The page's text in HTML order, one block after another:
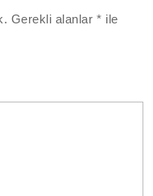
Gerekli alanlar* ile